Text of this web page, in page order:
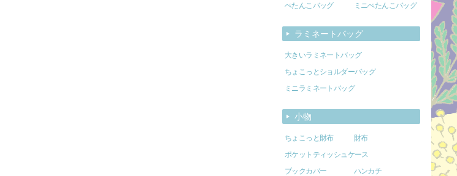
ぺたんこバッグ
ミニぺたんこバッグ
ラミネートバッグ
大きいラミネートバッグ
ちょこっとショルダーバッグ
ミニラミネートバッグ
小物
ちょこっと財布
財布
ポケットティッシュケース
ブックカバー
ハンカチ